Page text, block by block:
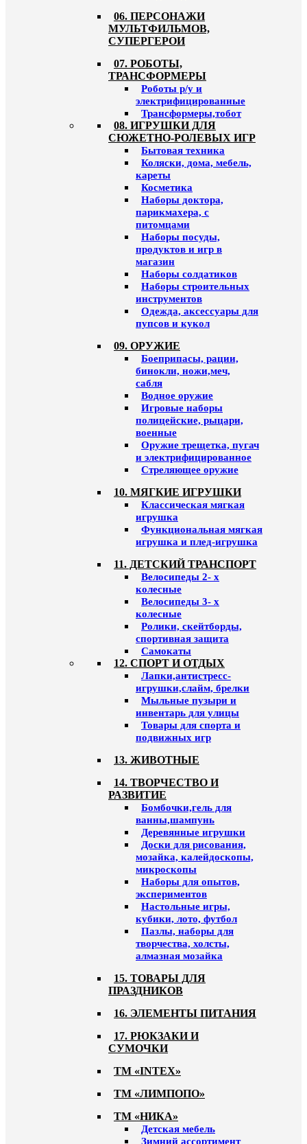
06. ПЕРСОНАЖИ
МУЛЬТФИЛЬМОВ,
СУПЕРГЕРОИ
07. РОБОТЫ,
ТРАНСФОРМЕРЫ
Роботы р/у и
электрифицированные
Трансформеры,тобот
08. ИГРУШКИ ДЛЯ
СЮЖЕТНО-РОЛЕВЫХ ИГР
Бытовая техника
Коляски, дома, мебель,
кареты
Косметика
Наборы доктора,
парикмахера, с
питомцами
Наборы посуды,
продуктов и игр в
магазин
Наборы солдатиков
Наборы строительных
инструментов
Одежда, аксессуары для
пупсов и кукол
09. ОРУЖИЕ
Боеприпасы, рации,
бинокли, ножи,меч,
сабля
Водное оружие
Игровые наборы
полицейские, рыцари,
военные
Оружие трещетка, пугач
и электрифицированное
Стреляющее оружие
10. МЯГКИЕ ИГРУШКИ
Классическая мягкая
игрушка
Функциональная мягкая
игрушка и плед-игрушка
11. ДЕТСКИЙ ТРАНСПОРТ
Велосипеды 2- х
колесные
Велосипеды 3- х
колесные
Ролики, скейтборды,
спортивная защита
Самокаты
12. СПОРТ И ОТДЫХ
Лапки,антистресс-
игрушки,слайм, брелки
Мыльные пузыри и
инвентарь для улицы
Товары для спорта и
подвижных игр
13. ЖИВОТНЫЕ
14. ТВОРЧЕСТВО И
РАЗВИТИЕ
Бомбочки,гель для
ванны,шампунь
Деревянные игрушки
Доски для рисования,
мозайка, калейдоскопы,
микроскопы
Наборы для опытов,
экспериментов
Настольные игры,
кубики, лото, футбол
Пазлы, наборы для
творчества, холсты,
алмазная мозайка
15. ТОВАРЫ ДЛЯ
ПРАЗДНИКОВ
16. ЭЛЕМЕНТЫ ПИТАНИЯ
17. РЮКЗАКИ И
СУМОЧКИ
ТМ «INTEX»
ТМ «ЛИМПОПО»
ТМ «НИКА»
Детская мебель
Зимний ассортимент